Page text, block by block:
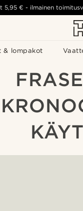
& lompakot
5,95 € - ilmainen